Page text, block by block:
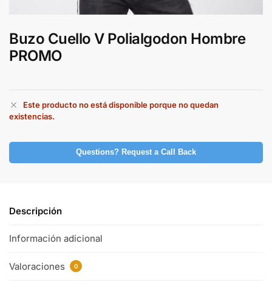
Buzo Cuello V Polialgodon Hombre
PROMO
Este producto no está disponible porque no quedan
existencias.
Questions? Request a Call Back
Descripción
Información adicional
Valoraciones 0